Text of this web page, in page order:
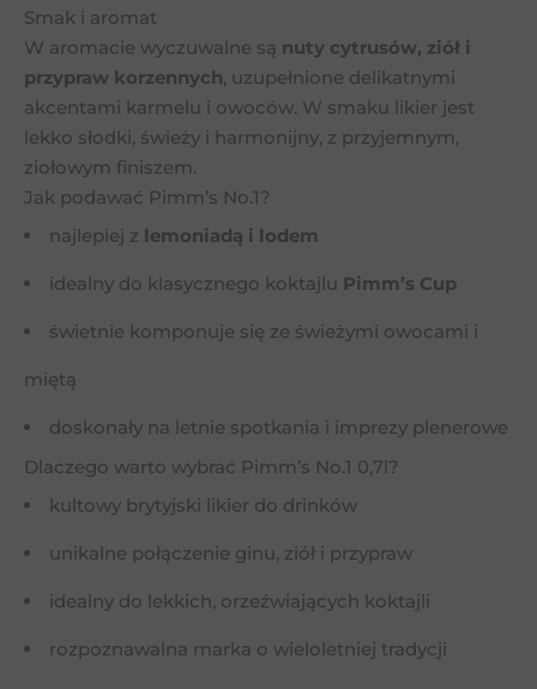
Smak i aromat
W aromacie wyczuwalne są nuty cytrusów, ziół i
przypraw korzennych, uzupełnione delikatnymi
akcentami karmelu i owoców. W smaku likier jest
lekko słodki, świeży i harmonijny, z przyjemnym,
ziołowym finiszem.
Jak podawać Pimm’s No.1?
najlepiej z lemoniadą i lodem
idealny do klasycznego koktajlu Pimm’s Cup
świetnie komponuje się ze świeżymi owocami i
miętą
doskonały na letnie spotkania i imprezy plenerowe
Dlaczego warto wybrać Pimm’s No.1 0,7l?
kultowy brytyjski likier do drinków
unikalne połączenie ginu, ziół i przypraw
idealny do lekkich, orzeźwiających koktajli
rozpoznawalna marka o wieloletniej tradycji